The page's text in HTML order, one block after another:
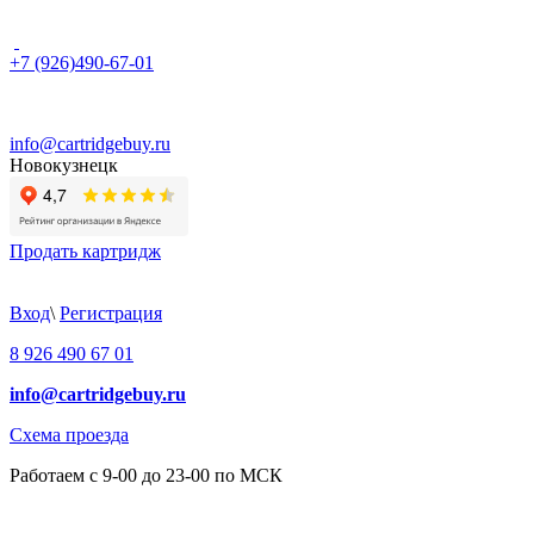
+7 (926)490-67-01
info@cartridgebuy.ru
Новокузнецк
Продать картридж
Вход\ Регистрация
8 926 490 67 01
info@cartridgebuy.ru
Схема проезда
Работаем с 9-00 до 23-00 по МСК